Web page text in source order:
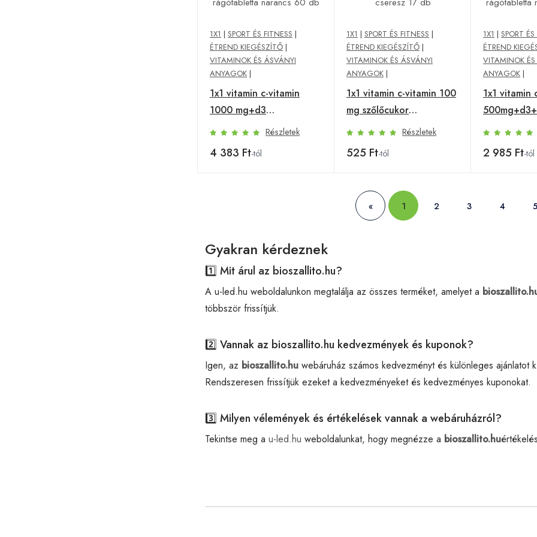
1X1 | SPORT ÉS FITNESS |
ÉTREND KIEGÉSZÍTŐ |
VITAMINOK ÉS ÁSVÁNYI
ANYAGOK |
1x1 vitamin c-vitamin
1000 mg+d3
csipkebogyó
db
Részletek
4 383 Ft-tól
1X1 | SPORT ÉS FITNESS |
ÉTREND KIEGÉSZÍTŐ |
VITAMINOK ÉS ÁSVÁNYI
ANYAGOK |
1x1 vitamin c-vitamin 100
mg szőlőcukor
rágótabletta cseresz 17
Részletek
525 Ft-tól
1X1 | SPORT
ÉTREND
VITAMINOK
ANYAGOK |
1x1 vitamin
2 985 Ft-tól
« 1 2 3 4 5
Gyakran kérdeznek
1️⃣ Mit árul az bioszallito.hu?
A u-led.hu weboldalunkon megtalálja az összes terméket, amelyet a
többször frissítjük.
2️⃣ Vannak az bioszallito.hu kedvezmények és kuponok?
Igen, az bioszallito.hu webáruház számos kedvezményt és különleges ajánlatot
Rendszeresen frissítjük ezeket a kedvezményeket és kedvezményes kuponokat.
3️⃣ Milyen vélemények és értékelések vannak a webáruházról?
Tekintse meg a u-led.hu weboldalunkat, hogy megnézze a bioszallito.hu